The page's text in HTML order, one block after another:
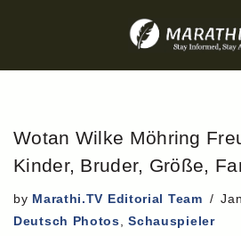
to
Wotan Wilke Möhring
Kinder, Bruder, Größe,
by Marathi.TV Editorial Team
Deutsch Photos ,Schauspieler